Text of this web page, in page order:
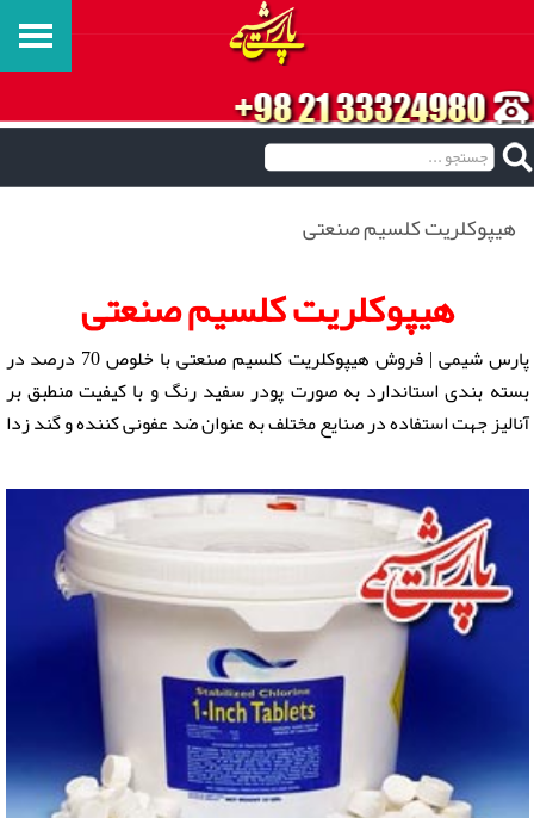
هیپوکلریت کلسیم صنعتی
هیپوکلریت کلسیم صنعتی
پارس شیمی | فروش هیپوکلریت کلسیم صنعتی با خلوص 70 درصد در
بسته بندی استاندارد به صورت پودر سفید رنگ و با کیفیت منطبق بر
آنالیز جهت استفاده در صنایع مختلف به عنوان ضد عفونی کننده و گند زدا